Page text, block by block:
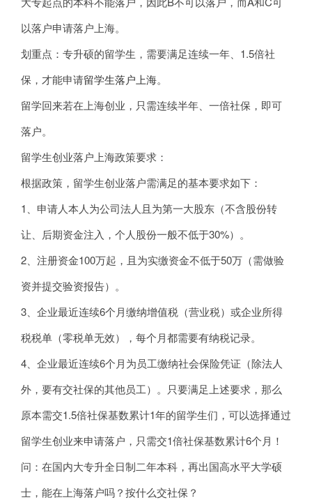
以落户申请落户上海。
划重点：专升硕的留学生，需要满足连续一年、1.5倍社
保，才能申请留学生落户上海。
留学回来若在上海创业，只需连续半年、一倍社保，即可
落户。
留学生创业落户上海政策要求：
根据政策，留学生创业落户需满足的基本要求如下：
1、申请人本人为公司法人且为第一大股东（不含股份转
让、后期资金注入，个人股份一般不低于30%）。
2、注册资金100万起，且为实缴资金不低于50万（需做验
资并提交验资报告）。
3、企业最近连续6个月缴纳增值税（营业税）或企业所得
税税单（零税单无效），每个月都需要有纳税记录。
4、企业最近连续6个月为员工缴纳社会保险凭证（除法人
外，要有交社保的其他员工）。只要满足上述要求，那么
原本需交1.5倍社保基数累计1年的留学生们，可以选择通过
留学生创业来申请落户，只需交1倍社保基数累计6个月！
问：在国内大专升全日制二年本科，再出国高水平大学硕
士，能在上海落户吗？按什么交社保？